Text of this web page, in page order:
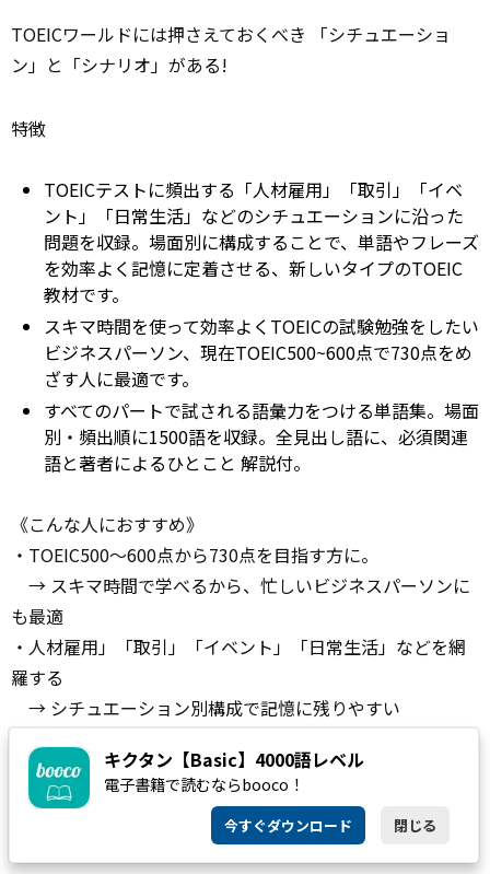
TOEICワールドには押さえておくべき 「シチュエーショ
ン」と「シナリオ」がある!
特徴
TOEICテストに頻出する「人材雇用」「取引」「イベ
ント」「日常生活」などのシチュエーションに沿った
問題を収録。場面別に構成することで、単語やフレーズ
を効率よく記憶に定着させる、新しいタイプのTOEIC
教材です。
スキマ時間を使って効率よくTOEICの試験勉強をしたい
ビジネスパーソン、現在TOEIC500~600点で730点をめ
ざす人に最適です。
すべてのパートで試される語彙力をつける単語集。場面
別・頻出順に1500語を収録。全見出し語に、必須関連
語と著者によるひとこと 解説付。
《こんな人におすすめ》
・TOEIC500〜600点から730点を目指す方に。
→ スキマ時間で学べるから、忙しいビジネスパーソンに
も最適
・人材雇用」「取引」「イベント」「日常生活」などを網
羅する
→ シチュエーション別構成で記憶に残りやすい
説つき！
→ 1500語すべてに“語彙の広がり”と“理解のヒント”をプ
キクタン【Basic】4000語レベル
電子書籍で読むならbooco！
今すぐダウンロード 閉じる